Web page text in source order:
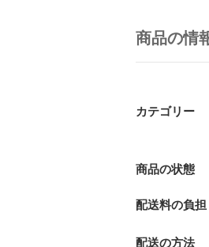
商品の情
カテゴリー
商品の状態
配送料の負担
配送の方法